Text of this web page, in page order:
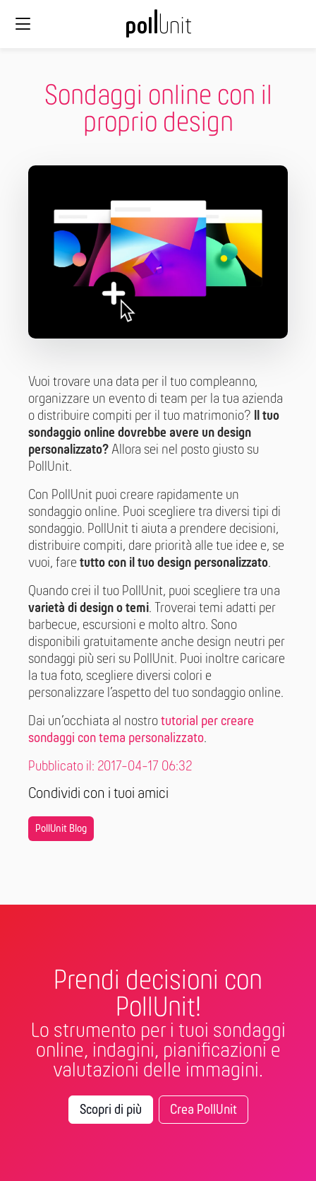
Sondaggi online con il
proprio design
Vuoi trovare una data per il tuo compleanno,
organizzare un evento di team per la tua azienda
o distribuire compiti per il tuo matrimonio? Il tuo
sondaggio online dovrebbe avere un design
personalizzato? Allora sei nel posto giusto su
PollUnit.
Con PollUnit puoi creare rapidamente un
sondaggio online. Puoi scegliere tra diversi tipi di
sondaggio. PollUnit ti aiuta a prendere decisioni,
distribuire compiti, dare priorità alle tue idee e, se
vuoi, fare tutto con il tuo design personalizzato.
Quando crei il tuo PollUnit, puoi scegliere tra una
varietà di design o temi. Troverai temi adatti per
barbecue, escursioni e molto altro. Sono
disponibili gratuitamente anche design neutri per
sondaggi più seri su PollUnit. Puoi inoltre caricare
la tua foto, scegliere diversi colori e
personalizzare l’aspetto del tuo sondaggio online.
Dai un’occhiata al nostro tutorial per creare
sondaggi con tema personalizzato.
Pubblicato il: 2017-04-17 06:32
Condividi con i tuoi amici
PollUnit Blog
Prendi decisioni con
PollUnit!
Lo strumento per i tuoi sondaggi
online, indagini, pianificazioni e
valutazioni delle immagini.
Scopri di più Crea PollUnit